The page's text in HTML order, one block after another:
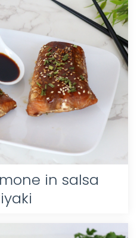
in salsa